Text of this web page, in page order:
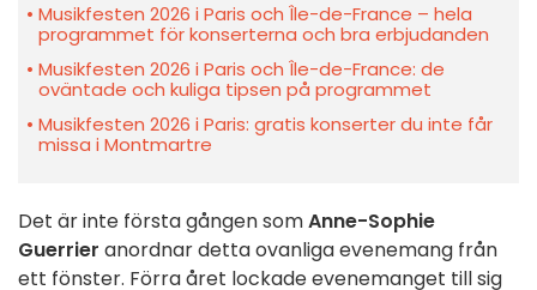
Musikfesten 2026 i Paris och Île-de-France – hela
programmet för konserterna och bra erbjudanden
Musikfesten 2026 i Paris och Île-de-France: de
oväntade och kuliga tipsen på programmet
Musikfesten 2026 i Paris: gratis konserter du inte får
missa i Montmartre
Det är inte första gången somAnne-Sophie
Guerrier anordnar detta ovanliga evenemang från
ett fönster. Förra året lockade evenemanget till sig